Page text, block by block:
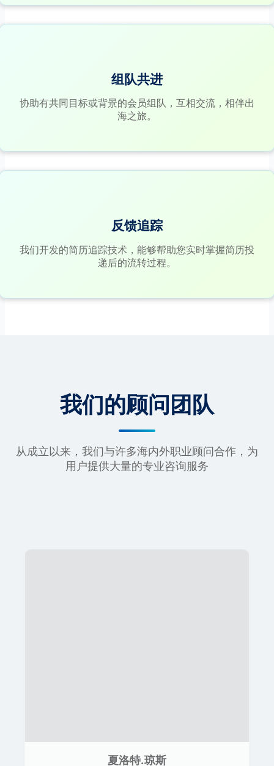
组队共进
协助有共同目标或背景的会员组队，互相交流，相伴出
海之旅。
反馈追踪
我们开发的简历追踪技术，能够帮助您实时掌握简历投
递后的流转过程。
我们的顾问团队
从成立以来，我们与许多海内外职业顾问合作，为
用户提供大量的专业咨询服务
夏洛特.琼斯